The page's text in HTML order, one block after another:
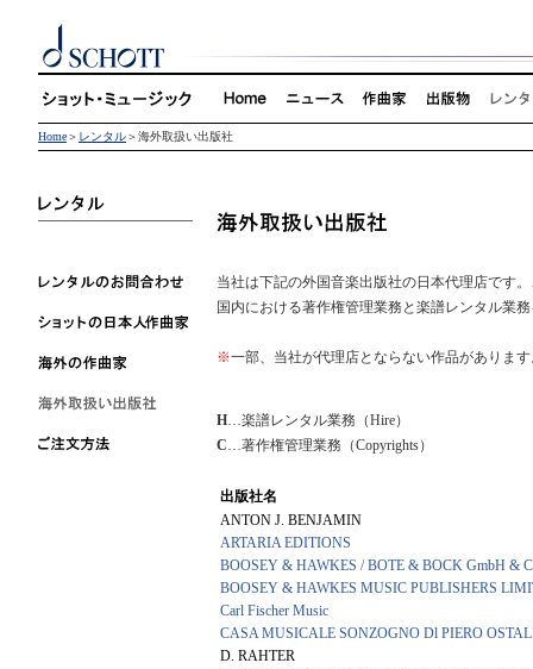
Home＞ レンタル＞海外取扱い出版社
当社は下記の外国音楽出版社の日本代理店です
国内における著作権管理業務と楽譜レンタル業
※一部、当社が代理店とならない作品がありま
H…楽譜レンタル業務（Hire）
C…著作権管理業務（Copyrights）
出版社名
ANTON J. BENJAMIN
ARTARIA EDITIONS
BOOSEY & HAWKES / BOTE & BOCK GmbH &
BOOSEY & HAWKES MUSIC PUBLISHERS
Carl Fischer Music
CASA MUSICALE SONZOGNO Dl PIERO
D. RAHTER